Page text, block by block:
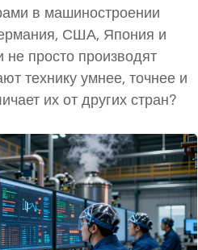
в машиностроении
США, Япония и
просто производят
технику умнее, точнее и
их от других стран?